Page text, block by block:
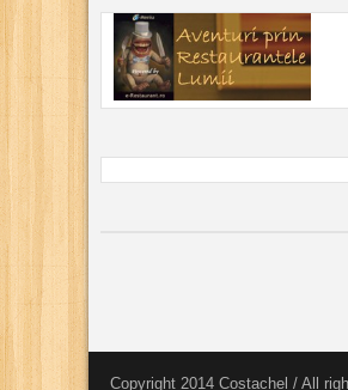
Copyright 2014 Costachel / All